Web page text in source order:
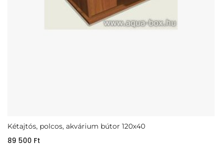
Kétajtós, polcos, akvárium bútor 120x40
89 500 Ft